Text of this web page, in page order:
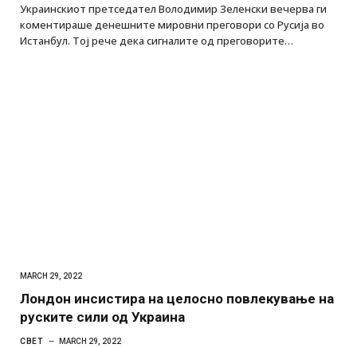
Украинскиот претседател Володимир Зеленски вечерва ги
коментираше денешните мировни преговори со Русија во
Истанбул. Тој рече дека сигналите од преговорите…
MARCH 29, 2022
Лондон инсистира на целосно повлекување на
руските сили од Украина
СВЕТ MARCH 29, 2022